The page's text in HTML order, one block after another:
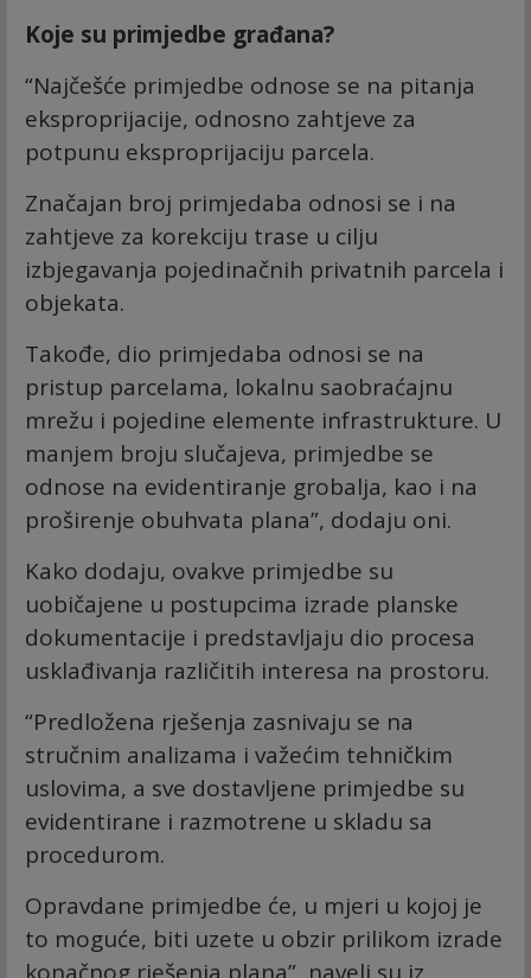
Koje su primjedbe građana?
“Najčešće primjedbe odnose se na pitanja
eksproprijacije, odnosno zahtjeve za
potpunu eksproprijaciju parcela.
Značajan broj primjedaba odnosi se i na
zahtjeve za korekciju trase u cilju
izbjegavanja pojedinačnih privatnih parcela i
objekata.
Takođe, dio primjedaba odnosi se na
pristup parcelama, lokalnu saobraćajnu
mrežu i pojedine elemente infrastrukture. U
manjem broju slučajeva, primjedbe se
odnose na evidentiranje grobalja, kao i na
proširenje obuhvata plana”, dodaju oni.
Kako dodaju, ovakve primjedbe su
uobičajene u postupcima izrade planske
dokumentacije i predstavljaju dio procesa
usklađivanja različitih interesa na prostoru.
“Predložena rješenja zasnivaju se na
stručnim analizama i važećim tehničkim
uslovima, a sve dostavljene primjedbe su
evidentirane i razmotrene u skladu sa
procedurom.
Opravdane primjedbe će, u mjeri u kojoj je
to moguće, biti uzete u obzir prilikom izrade
konačnog rješenja plana”, naveli su iz